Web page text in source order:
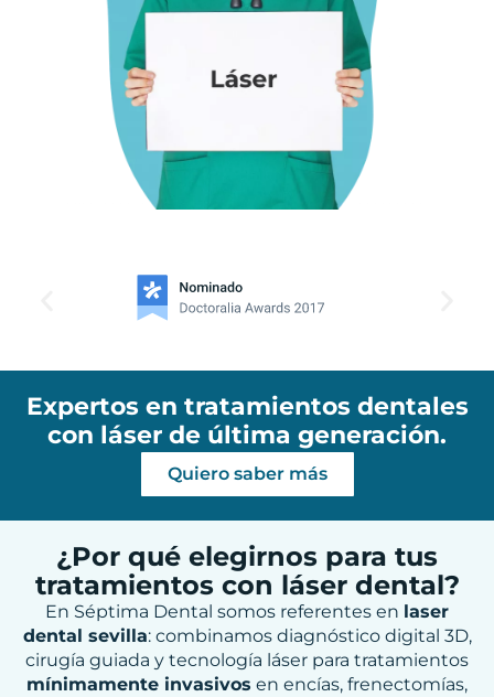
Expertos en tratamientos dentales
con láser de última generación.
Quiero saber más
¿Por qué elegirnos para tus
tratamientos con láser dental?
En Séptima Dental somos referentes en laser
dental sevilla: combinamos diagnóstico digital 3D,
cirugía guiada y tecnología láser para tratamientos
mínimamente invasivos en encías, frenectomías,